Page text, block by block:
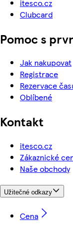
itesco.cz
Clubcard
Pomoc s
Jak nakupovat
Registrace
Rezervace
Oblíbené
Kontakt
itesco.cz
Zákaznické
Naše obchody
Užitečné odkazy
Cena